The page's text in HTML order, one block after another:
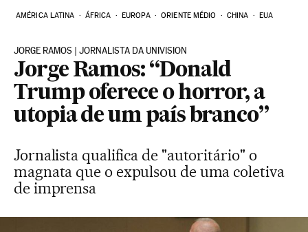
AMÉRICA LATINA ÁFRICA EUROPA ORIENTE MÉDIO CHINA EUA
JORGE RAMOS | JORNALISTA DA UNIVISION
Jorge Ramos: “Donald
Trump oferece o horror, a
utopia de um país branco”
Jornalista qualifica de "autoritário" o
magnata que o expulsou de uma coletiva
de imprensa